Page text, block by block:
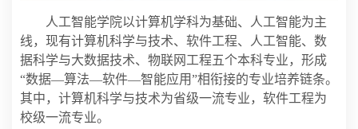
人工智能学院以计算机学科为基础、人工智能为主
线，现有计算机科学与技术、软件工程、人工智能、数
据科学与大数据技术、物联网工程五个本科专业，形成
“数据—算法—软件—智能应用”相衔接的专业培养链条。
其中，计算机科学与技术为省级一流专业，软件工程为
校级一流专业。